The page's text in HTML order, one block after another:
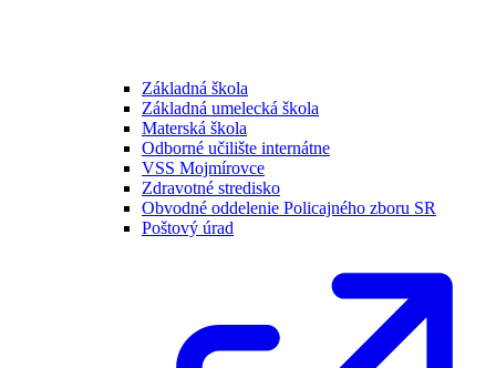
Základná škola
Základná umelecká škola
Materská škola
Odborné učilište internátne
VSS Mojmírovce
Zdravotné stredisko
Obvodné oddelenie Policajného zboru SR
Poštový úrad